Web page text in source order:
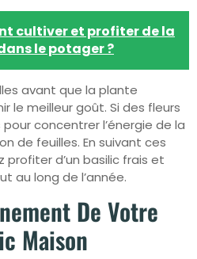
cultiver et profiter de la
le potager ?
avant que la plante
le meilleur goût. Si des fleurs
concentrer l’énergie de la
de feuilles. En suivant ces
profiter d’un basilic frais et
au long de l’année.
De Votre
Maison